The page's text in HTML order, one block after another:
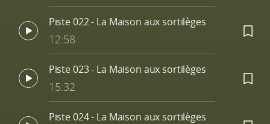
Piste 022 - La Maison aux sortilèges
12:58
Piste 023 - La Maison aux sortilèges
15:32
Piste 024 - La Maison aux sortilèges